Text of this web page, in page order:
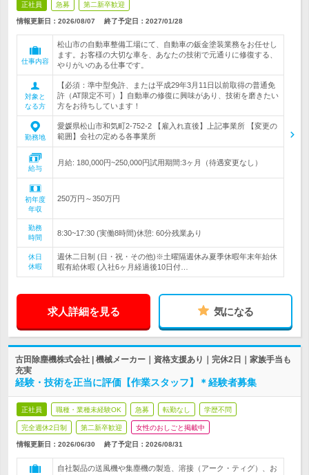
正社員 急募 第二新卒歓迎
情報更新日：2026/08/07 終了予定日： 2027/01/28
仕事内容
松山市の自動車整備工場にて、自動車の鈑金塗装業務をお任せし
ます。お客様の大切な車を、あなたの技術で元通りに修復する、
やりがいのある仕事です。
対象と
なる方
【必須：準中型免許、または平成29年3月11日以前取得の普通免
許（AT限定不可）】自動車の修復に興味があり、技術を磨きたい
方をお待ちしています！
勤務地
愛媛県松山市和気町2-752-2 【雇入れ直後】上記事業所 【変更の
範囲】会社の定める各事業所
給与
月給: 180,000円~250,000円試用期間:3ヶ月（待遇変更なし）
初年度
年収
250万円～350万円
勤務
時間
8:30~17:30 (実働8時間)休憩: 60分残業あり
休日
休暇
週休二日制 (日・祝・その他)※土曜隔週休み夏季休暇年末年始休
暇有給休暇 (入社6ヶ月経過後10日付…
求人詳細を見る 気になる
古田除塵機株式会社 | 機械メーカー｜資格支援あり｜完休2日｜家族手当も
充実
経験・技術を正当に評価【作業スタッフ】＊経験者募集
正社員 職種・業種未経験OK 急募 転勤なし 学歴不問
完全週休2日制 第二新卒歓迎 女性のおしごと掲載中
情報更新日：2026/06/30 終了予定日： 2026/08/31
自社製品の送風機や集塵機の製造、溶接（アーク・ティグ）、お